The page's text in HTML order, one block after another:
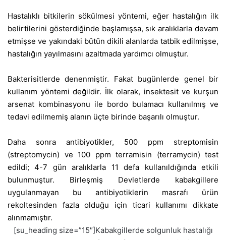
Hastalıklı bitkilerin sökülmesi yöntemi, eğer hastalığın ilk
belirtilerini gösterdiğinde başlamışsa, sık aralıklarla devam
etmişse ve yakındaki bütün dikili alanlarda tatbik edilmişse,
hastalığın yayılmasını azaltmada yardımcı olmuştur.
Bakterisitlerde denenmiştir. Fakat bugünlerde genel bir
kullanım yöntemi değildir. İlk olarak, insektesit ve kurşun
arsenat kombinasyonu ile bordo bulamacı kullanılmış ve
tedavi edilmemiş alanın üçte birinde başarılı olmuştur.
Daha sonra antibiyotikler, 500 ppm streptomisin
(streptomycin) ve 100 ppm terramisin (terramycin) test
edildi; 4-7 gün aralıklarla 11 defa kullanıldığında etkili
bulunmuştur. Birleşmiş Devletlerde kabakgillere
uygulanmayan bu antibiyotiklerin masrafı ürün
rekoltesinden fazla olduğu için ticari kullanımı dikkate
alınmamıştır.
[su_heading size=”15″]Kabakgillerde solgunluk hastalığı